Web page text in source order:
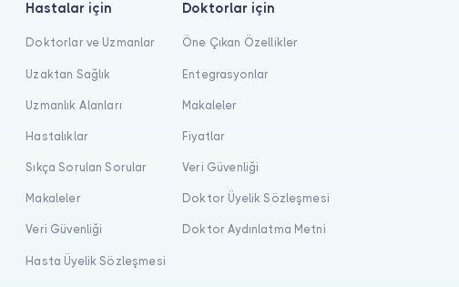
Hastalar için
Doktorlar ve Uzmanlar
Uzaktan Sağlık
Uzmanlık Alanları
Hastalıklar
Sıkça Sorulan Sorular
Makaleler
Veri Güvenliği
Hasta Üyelik Sözleşmesi
Doktorlar için
Öne Çıkan Özellikler
Entegrasyonlar
Makaleler
Fiyatlar
Veri Güvenliği
Doktor Üyelik Sözleşmesi
Doktor Aydınlatma Metni